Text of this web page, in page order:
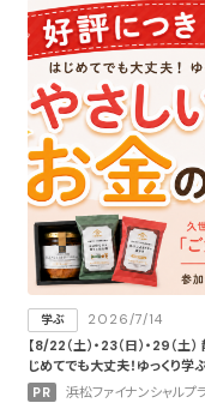
学ぶ
2026/7/14
【8/22（土）・23（日）・29（
じめてでも大丈夫！ゆっくり学
う。
PR 浜松ファイナンシャルプ